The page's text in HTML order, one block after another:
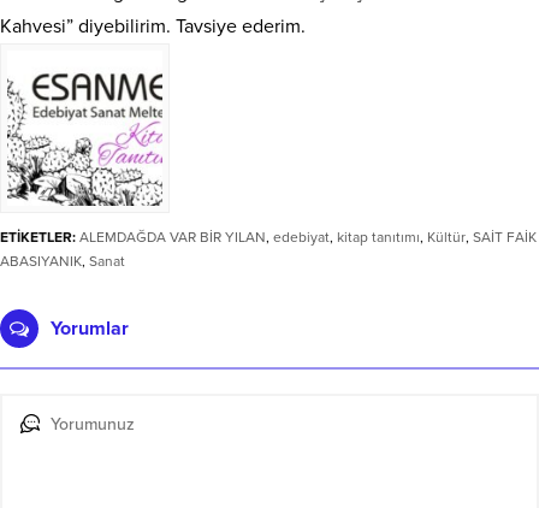
Kahvesi” diyebilirim. Tavsiye ederim.
ETİKETLER: ALEMDAĞDA VAR BİR YILAN, edebiyat, kitap tanıtımı, Kültür, SAİT FAİK
ABASIYANIK, Sanat
Yorumlar